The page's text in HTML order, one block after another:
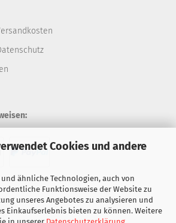
Cookies und andere
ähnliche Technologien, auch von
Funktionsweise der Website zu
unseres Angebotes zu analysieren und
Einkaufserlebnis bieten zu können. Weitere
in unserer Datenschutzerklärung